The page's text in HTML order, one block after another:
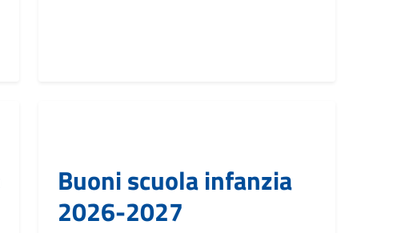
Buoni scuola infanzia
2026-2027